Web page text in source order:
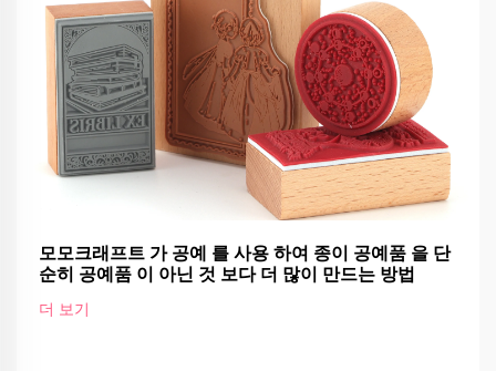
모모크래프트 가 공예 를 사용 하여 종이 공예품 을 단
순히 공예품 이 아닌 것 보다 더 많이 만드는 방법
더 보기